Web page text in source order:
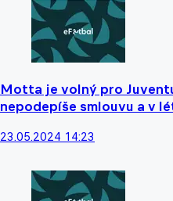
Motta je volný pro
nepodepíše smlouvu a v
23.05.2024 14:23